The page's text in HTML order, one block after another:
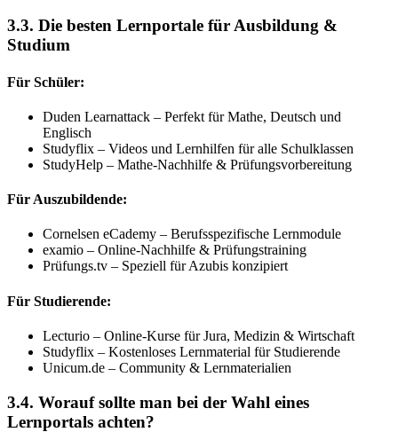
3.3. Die besten Lernportale für Ausbildung &
Studium
Für Schüler:
Duden Learnattack – Perfekt für Mathe, Deutsch und
Englisch
Studyflix – Videos und Lernhilfen für alle Schulklassen
StudyHelp – Mathe-Nachhilfe & Prüfungsvorbereitung
Für Auszubildende:
Cornelsen eCademy – Berufsspezifische Lernmodule
examio – Online-Nachhilfe & Prüfungstraining
Prüfungs.tv – Speziell für Azubis konzipiert
Für Studierende:
Lecturio – Online-Kurse für Jura, Medizin & Wirtschaft
Studyflix – Kostenloses Lernmaterial für Studierende
Unicum.de – Community & Lernmaterialien
3.4. Worauf sollte man bei der Wahl eines
Lernportals achten?